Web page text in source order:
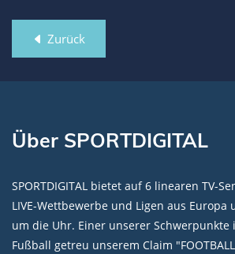
Zurück
Über SPORTDIGITAL
SPORTDIGITAL bietet auf 6 linearen TV-
LIVE-Wettbewerbe und Ligen aus
um die Uhr. Einer unserer
Fußball getreu unserem Claim "FOOTBALL